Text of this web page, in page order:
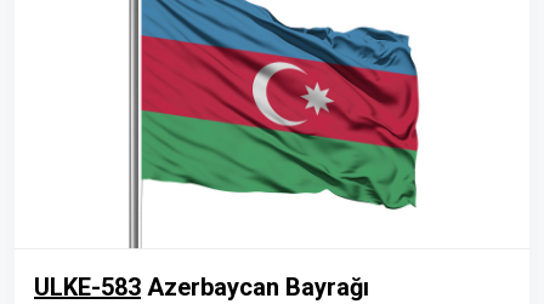
ULKE-583 Azerbaycan Bayrağı